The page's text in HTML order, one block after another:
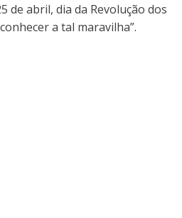
de abril, dia da Revolução dos
a tal maravilha”.